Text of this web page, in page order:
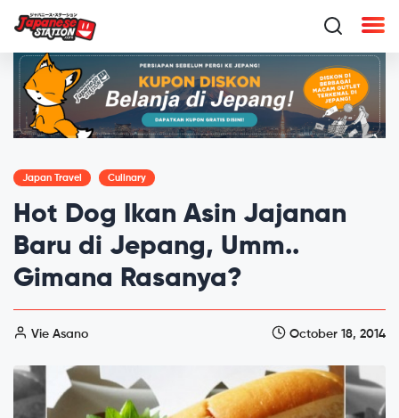
Japan Travel Culinary
Hot Dog Ikan Asin Jajanan
Baru di Jepang, Umm..
Gimana Rasanya?
Vie Asano October 18, 2014